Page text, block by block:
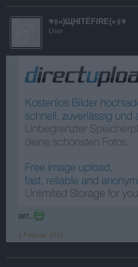
ক॥«)ЩHITẾFIRE(»॥ক
User
arr..
1 Februar 2015